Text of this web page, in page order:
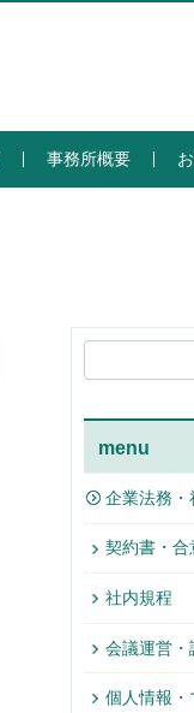
事務所概要
menu
企業法務・
契約書・合
社内規程
会議運営・
個人情報・